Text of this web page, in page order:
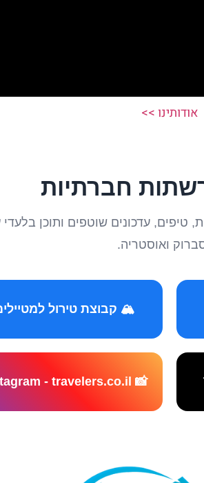
אודותינו >>
חברתיות
עדכונים שוטפים ותוכן בלעדי
ואוסטריה.
🏔️ קבוצת טירול
📸 Instagram - travelers.co.il